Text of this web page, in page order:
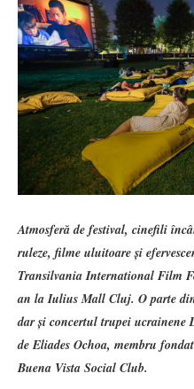
Atmosferă de festival, cinefili
ruleze, filme uluitoare și
Transilvania International Film
an la Iulius Mall Cluj. O parte
dar și concertul trupei ucrainene
de Eliades Ochoa, membru
Buena Vista Social Club.